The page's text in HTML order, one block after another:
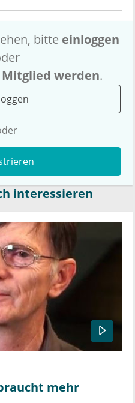
bitte einloggen
werden.
interessieren
mehr